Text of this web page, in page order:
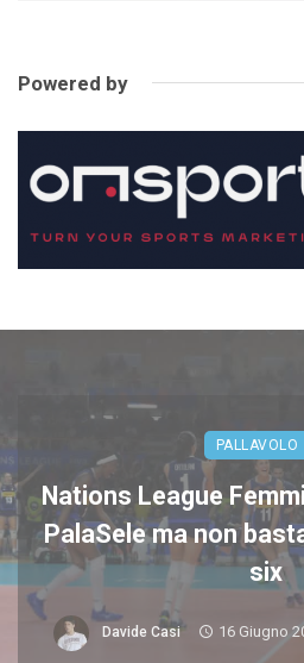
Powered by
PALLAVOLO
Nations League
PalaSele ma non
six
Davide Casi 16 Giugno